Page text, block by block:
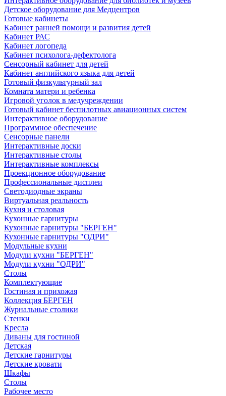
Детское оборудование для Медцентров
Готовые кабинеты
Кабинет ранней помощи и развития детей
Кабинет РАС
Кабинет логопеда
Кабинет психолога-дефектолога
Сенсорный кабинет для детей
Кабинет английского языка для детей
Готовый физкультурный зал
Комната матери и ребенка
Игровой уголок в медучреждении
Готовый кабинет беспилотных авиационных систем
Интерактивное оборудование
Программное обеспечение
Сенсорные панели
Интерактивные доски
Интерактивные столы
Интерактивные комплексы
Проекционное оборудование
Профессиональные дисплеи
Светодиодные экраны
Виртуальная реальность
Кухня и столовая
Кухонные гарнитуры
Кухонные гарнитуры "БЕРГЕН"
Кухонные гарнитуры "ОДРИ"
Модульные кухни
Модули кухни "БЕРГЕН"
Модули кухни "ОДРИ"
Столы
Комплектующие
Гостиная и прихожая
Коллекция БЕРГЕН
Журнальные столики
Стенки
Кресла
Диваны для гостиной
Детская
Детские гарнитуры
Детские кровати
Шкафы
Столы
Рабочее место